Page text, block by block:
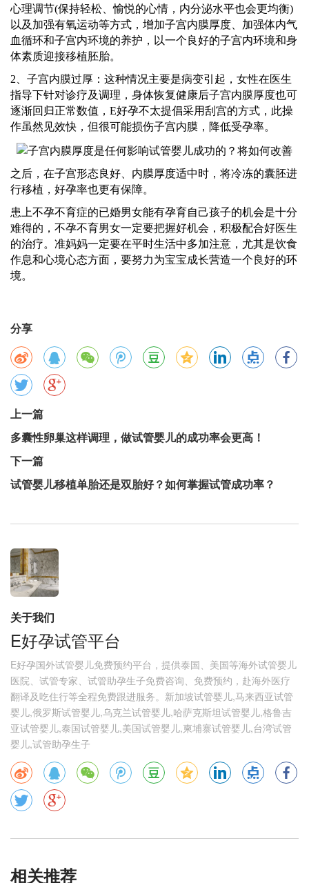
心理调节(保持轻松、愉悦的心情，内分泌水平也会更均衡)
以及加强有氧运动等方式，增加子宫内膜厚度、加强体内气
血循环和子宫内环境的养护，以一个良好的子宫内环境和身
体素质迎接移植胚胎。
2、子宫内膜过厚：这种情况主要是病变引起，女性在医生
指导下针对诊疗及调理，身体恢复健康后子宫内膜厚度也可
逐渐回归正常数值， E好孕不太提倡采用刮宫的方式，此操
作虽然见效快，但很可能损伤子宫内膜，降低受孕率。
之后，在子宫形态良好、内膜厚度适中时，将冷冻的囊胚进
行移植，好孕率也更有保障。
患上不孕不育症的已婚男女能有孕育自己孩子的机会是十分
难得的，不孕不育男女一定要把握好机会，积极配合好医生
的治疗。准妈妈一定要在平时生活中多加注意，尤其是饮食
作息和心境心态方面，要努力为宝宝成长营造一个良好的环
境。
分享
上一篇
多囊性卵巢这样调理，做试管婴儿的成功率会更高！
下一篇
试管婴儿移植单胎还是双胎好？如何掌握试管成功率？
关于我们
E好孕试管平台
E好孕国外试管婴儿免费预约平台，提供泰国、美国等海外试管婴儿
医院、试管专家、试管助孕生子免费咨询、免费预约，赴海外医疗
翻译及吃住行等全程免费跟进服务。新加坡试管婴儿,马来西亚试管
婴儿,俄罗斯试管婴儿,乌克兰试管婴儿,哈萨克斯坦试管婴儿,格鲁吉
亚试管婴儿,泰国试管婴儿,美国试管婴儿,柬埔寨试管婴儿,台湾试管
婴儿,试管助孕生子
相关推荐